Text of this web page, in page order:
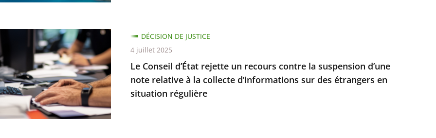
Le Conseil d’État rejette un recours contre la suspension d’une
note relative à la collecte d’informations sur des étrangers en
situation régulière
DÉCISION DE JUSTICE
4 juillet 2025